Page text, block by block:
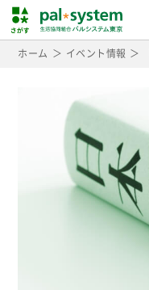
ホーム イベント情報